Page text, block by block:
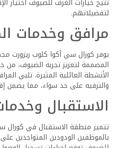
تتوفر خدمة على حافة المسبح
الطعام والمشروبات. مع الحفاظ على
الموظفون بانتظام النظافة والراحة.
المائية والألعاب المنظمة، مما
نادي الأطفال
العائلية
مصممة لمجموعات عمرية مختلفة.
أنشطة ترفيهية، ومشاريع فنية،
للآباء الاستمتاع بوقتهم الخاص
أطفالهم يتمتعون بالترفيه والأمان.